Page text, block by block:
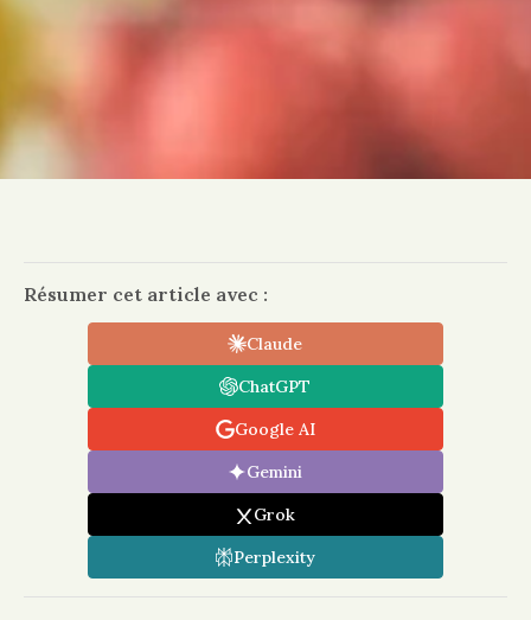
Résumer cet article avec :
Claude
ChatGPT
Google AI
Gemini
Grok
Perplexity